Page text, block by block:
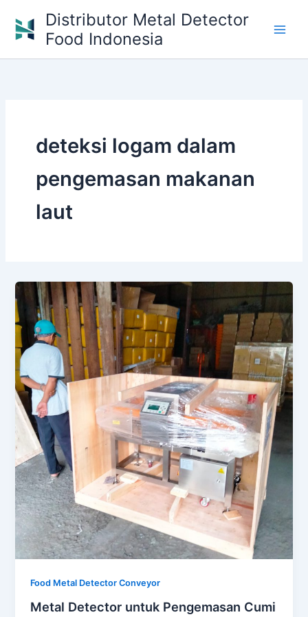
content
Distributor Metal Detector
Food Indonesia
deteksi logam dalam
pengemasan makanan
laut
Food Metal Detector Conveyor
Metal Detector untuk Pengemasan Cumi